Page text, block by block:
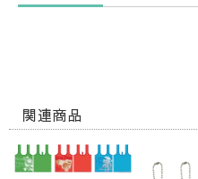
関連商品